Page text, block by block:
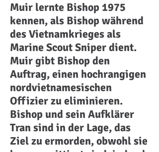
Muir lernte Bishop 1975
kennen, als Bishop während
des Vietnamkrieges als
Marine Scout Sniper dient.
Muir gibt Bishop den
Auftrag, einen hochrangigen
nordvietnamesischen
Offizier zu eliminieren.
Bishop und sein Aufklärer
Tran sind in der Lage, das
Ziel zu ermorden, obwohl sie